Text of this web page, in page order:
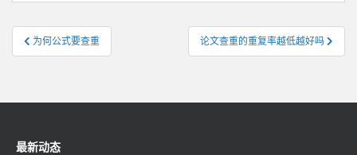
文
章
航
为何公式要查重 论文查重的重复率越低越好吗
最新动态